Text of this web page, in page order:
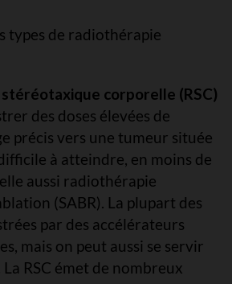
types de radiothérapie
corporelle (RSC)
des doses élevées de
précis vers une tumeur située
à atteindre, en moins de
aussi radiothérapie
(SABR). La plupart des
par des accélérateurs
mais on peut aussi se servir
RSC émet de nombreux